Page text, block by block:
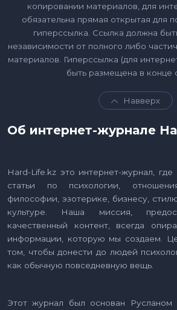
копировании материалов, для
обязательна прямая открытая для
гиперссылка. Ссылка должна
независимости от полного либо
материалов. Гиперссылка (для
быть размещена в конце
Навверх
Об интернет-журнале
Hard-Life.kz это интернет-журнал,
статьи по психологии,
философии, эзотерике, бизнесу,
культуре. Наша миссия,
качественный контент, всегда
информации, которую мы создаем.
том, чтобы донести до людей
как обычную повседневную вещь.
Этот журнал был основан